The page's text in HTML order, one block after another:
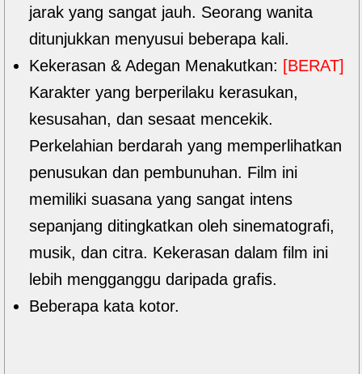
jarak yang sangat jauh. Seorang wanita
ditunjukkan menyusui beberapa kali.
Kekerasan & Adegan Menakutkan: [BERAT]
Karakter yang berperilaku kerasukan,
kesusahan, dan sesaat mencekik.
Perkelahian berdarah yang memperlihatkan
penusukan dan pembunuhan. Film ini
memiliki suasana yang sangat intens
sepanjang ditingkatkan oleh sinematografi,
musik, dan citra. Kekerasan dalam film ini
lebih mengganggu daripada grafis.
Beberapa kata kotor.